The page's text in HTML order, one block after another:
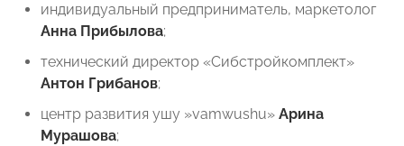
индивидуальный предприниматель, маркетолог
Анна Прибылова;
технический директор «Сибстройкомплект»
Антон Грибанов;
центр развития ушу »vamwushu» Арина
Мурашова;